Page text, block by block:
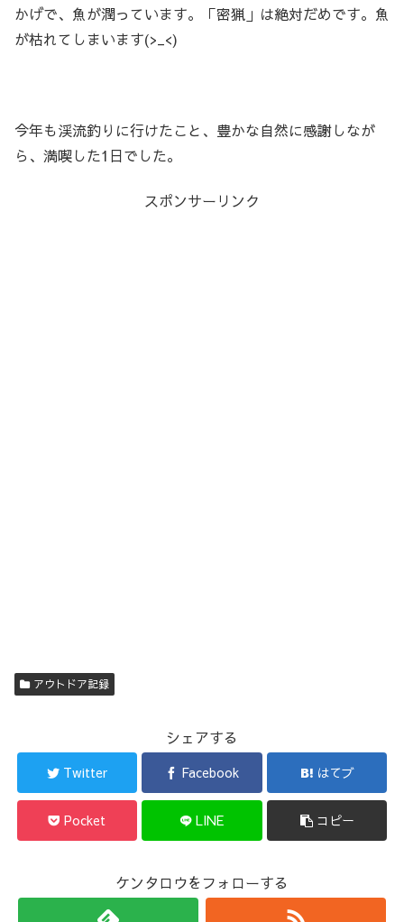
かげで、魚が潤っています。「密猟」は絶対だめです。魚
が枯れてしまいます(>_<)
今年も渓流釣りに行けたこと、豊かな自然に感謝しなが
ら、満喫した1日でした。
スポンサーリンク
アウトドア記録
シェアする
Twitter Facebook はてブ
Pocket LINE コピー
ケンタロウをフォローする